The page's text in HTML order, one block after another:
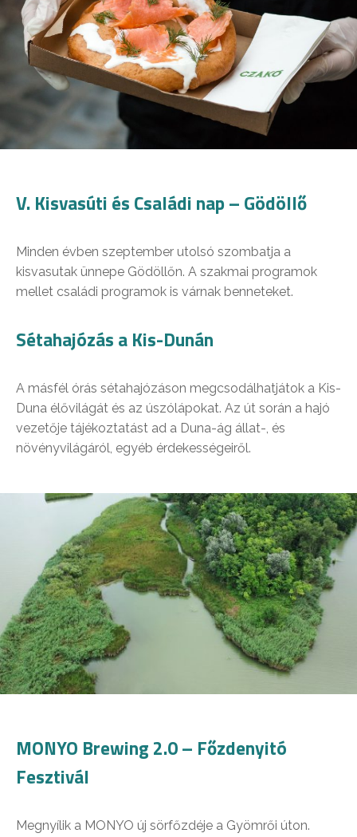
V. Kisvasúti és Családi nap – Gödöllő
Minden évben szeptember utolsó szombatja a
kisvasutak ünnepe Gödöllőn. A szakmai programok
mellet családi programok is várnak benneteket.
Sétahajózás a Kis-Dunán
A másfél órás sétahajózáson megcsodálhatjátok a Kis-
Duna élővilágát és az úszólápokat. Az út során a hajó
vezetője tájékoztatást ad a Duna-ág állat-, és
növényvilágáról, egyéb érdekességeiről.
MONYO Brewing 2.0 – Főzdenyitó
Fesztivál
Megnyílik a MONYO új sörfőzdéje a Gyömrői úton.